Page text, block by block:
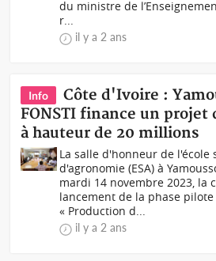
du ministre de
r...
il y a 2 ans
Info
Côte d'Ivoire :
FONSTI finance un projet
à hauteur de 20 millions
La salle d'honneur de l'école
d'agronomie (ESA) à
mardi 14 novembre 2023, la
lancement de la phase
« Production d...
il y a 2 ans